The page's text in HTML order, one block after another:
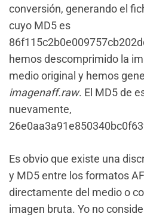
conversión, generando el
cuyo MD5 es
hemos descomprimido la
medio original y hemos
imagenaff.raw. El MD5 de
nuevamente,
Es obvio que existe una
y MD5 entre los formatos
directamente del medio o
imagen bruta. Yo no